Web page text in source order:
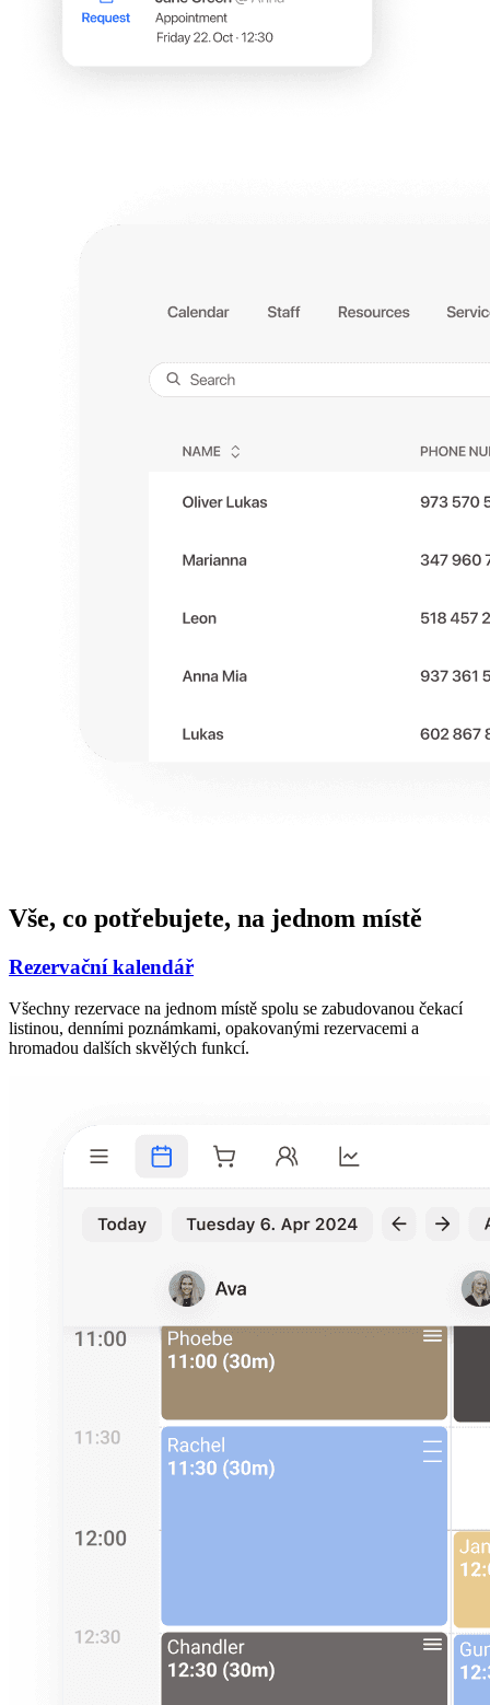
Vše, co potřebujete, na jednom místě
Rezervační kalendář
Všechny rezervace na jednom místě spolu se zabudovanou čekací
listinou, denními poznámkami, opakovanými rezervacemi a
hromadou dalších skvělých funkcí.